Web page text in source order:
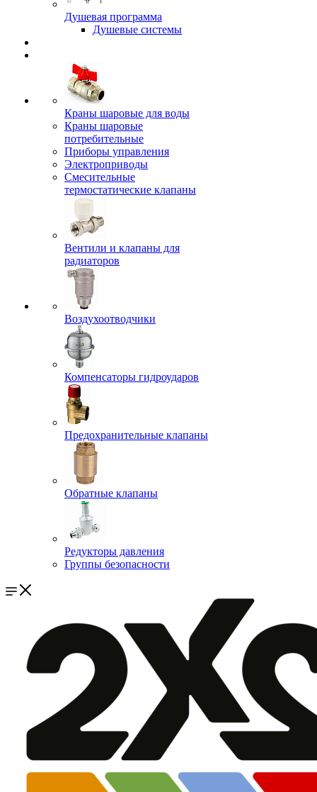
Душевая программа
Душевые системы
Краны шаровые для воды
Краны шаровые
потребительные
Приборы управления
Электроприводы
Смесительные
термостатические клапаны
Вентили и клапаны для
радиаторов
Воздухоотводчики
Компенсаторы гидроударов
Предохранительные клапаны
Обратные клапаны
Редукторы давления
Группы безопасности